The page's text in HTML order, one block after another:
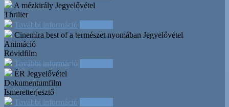
A mézkirály Jegyelővétel
Thriller
További információ
Cinemira best of a természet nyomában Jegyelővétel
Animáció
Rövidfilm
További információ
ÉR Jegyelővétel
Dokumentumfilm
Ismeretterjesztő
További információ